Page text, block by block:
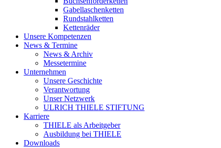
Gabellaschenketten
Rundstahlketten
Kettenräder
Unsere Kompetenzen
News & Termine
News & Archiv
Messetermine
Unternehmen
Unsere Geschichte
Verantwortung
Unser Netzwerk
ULRICH THIELE STIFTUNG
Karriere
THIELE als Arbeitgeber
Ausbildung bei THIELE
Downloads